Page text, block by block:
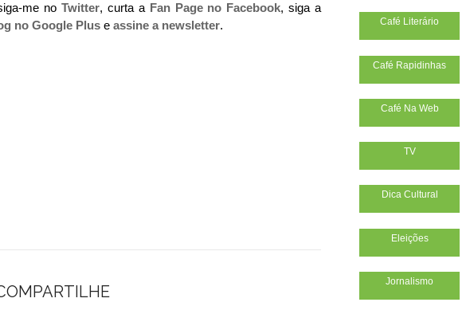
me no Twitter, curta a Fan Page no Facebook, siga a
no Google Plus e assine a newsletter. Café Literário
Café Rapidinhas
Café Na Web
TV
Dica Cultural
Eleições
Jornalismo